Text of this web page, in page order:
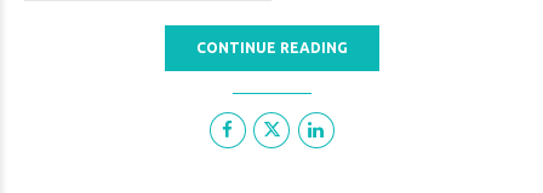
CONTINUE READING